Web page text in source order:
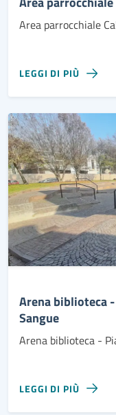
Area parrocchiale
LEGGI DI PIÙ
Arena biblioteca
Sangue
Arena biblioteca -
LEGGI DI PIÙ